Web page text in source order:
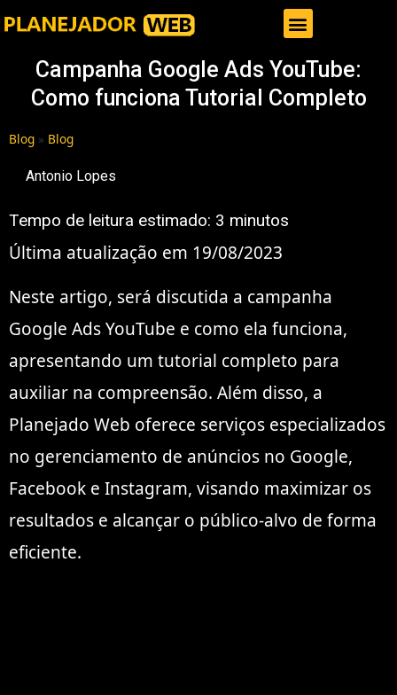
Campanha Google Ads YouTube:
Como funciona Tutorial Completo
Blog » Blog
Antonio Lopes
Tempo de leitura estimado: 3 minutos
Última atualização em 19/08/2023
Neste artigo, será discutida a campanha
Google Ads YouTube e como ela funciona,
apresentando um tutorial completo para
auxiliar na compreensão. Além disso, a
Planejado Web oferece serviços especializados
no gerenciamento de anúncios no Google,
Facebook e Instagram, visando maximizar os
resultados e alcançar o público-alvo de forma
eficiente.